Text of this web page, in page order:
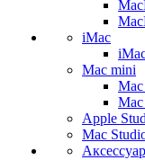
iMac
Mac mini
Apple
Mac